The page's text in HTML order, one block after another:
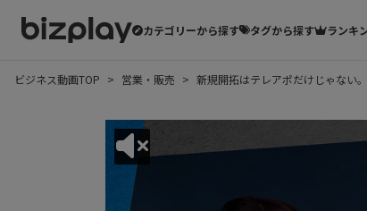
カテゴリーから探す タグから探す ランキ
ビジネス動画TOP 営業・販売 新規開拓はテレアポだけじゃない